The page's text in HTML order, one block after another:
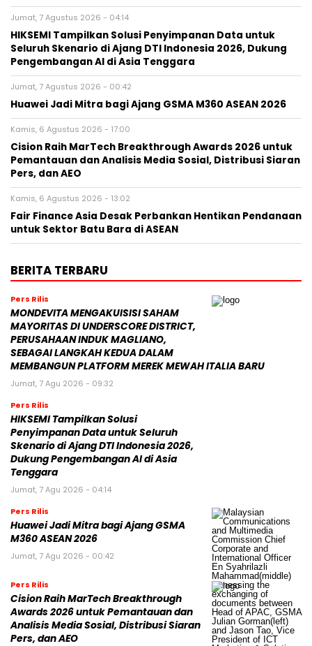
Jumat, 7 Agustus 2026 - 04:14
HIKSEMI Tampilkan Solusi Penyimpanan Data untuk
Seluruh Skenario di Ajang DTI Indonesia 2026, Dukung
Pengembangan AI di Asia Tenggara
Jumat, 7 Agustus 2026 - 00:42
Huawei Jadi Mitra bagi Ajang GSMA M360 ASEAN 2026
Kamis, 6 Agustus 2026 - 17:00
Cision Raih MarTech Breakthrough Awards 2026 untuk
Pemantauan dan Analisis Media Sosial, Distribusi Siaran
Pers, dan AEO
Kamis, 6 Agustus 2026 - 13:02
Fair Finance Asia Desak Perbankan Hentikan Pendanaan
untuk Sektor Batu Bara di ASEAN
BERITA TERBARU
Pers Rilis
MONDEVITA MENGAKUISISI SAHAM
MAYORITAS DI UNDERSCORE DISTRICT,
PERUSAHAAN INDUK MAGLIANO,
SEBAGAI LANGKAH KEDUA DALAM
MEMBANGUN PLATFORM MEREK MEWAH ITALIA BARU
Jumat, 7 Agu 2026 - 09:32
Pers Rilis
HIKSEMI Tampilkan Solusi
Penyimpanan Data untuk Seluruh
Skenario di Ajang DTI Indonesia 2026,
Dukung Pengembangan AI di Asia
Tenggara
Jumat, 7 Agu 2026 - 04:14
Pers Rilis
Huawei Jadi Mitra bagi Ajang GSMA
M360 ASEAN 2026
Jumat, 7 Agu 2026 - 00:42
Pers Rilis
Cision Raih MarTech Breakthrough
Awards 2026 untuk Pemantauan dan
Analisis Media Sosial, Distribusi Siaran
Pers, dan AEO